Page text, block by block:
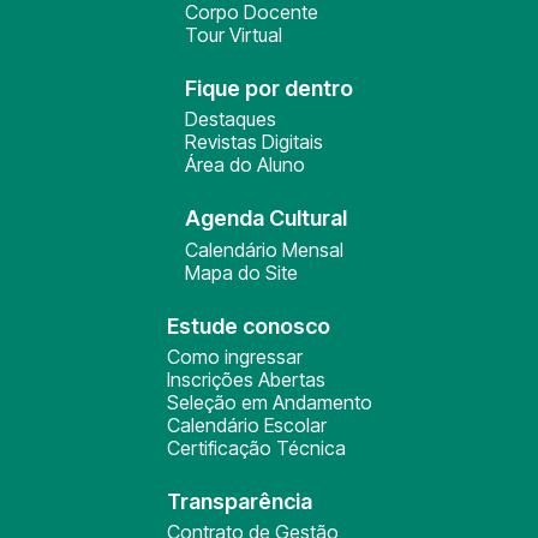
Corpo Docente
Tour Virtual
Fique por dentro
Destaques
Revistas Digitais
Área do Aluno
Agenda Cultural
Calendário Mensal
Mapa do Site
Estude conosco
Como ingressar
Inscrições Abertas
Seleção em Andamento
Calendário Escolar
Certificação Técnica
Transparência
Contrato de Gestão